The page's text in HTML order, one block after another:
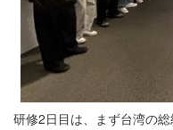
研修2日目は、まず台湾の